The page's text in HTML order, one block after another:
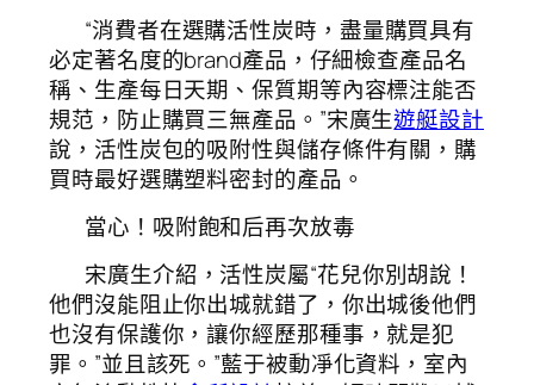
“消費者在選購活性炭時，盡量購買具有
必定著名度的brand產品，仔細檢查產品名
稱、生產每日天期、保質期等內容標注能否
規范，防止購買三無產品。”宋廣生遊艇設計
說，活性炭包的吸附性與儲存條件有關，購
買時最好選購塑料密封的產品。
當心！吸附飽和后再次放毒
宋廣生介紹，活性炭屬“花兒你別胡說！
他們沒能阻止你出城就錯了，你出城後他們
也沒有保護你，讓你經歷那種事，就是犯
罪。”並且該死。”藍于被動凈化資料，室內